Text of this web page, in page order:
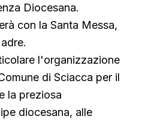
Diocesana.
con la Santa Messa,
l'organizzazione
di Sciacca per il
la preziosa
diocesana, alle